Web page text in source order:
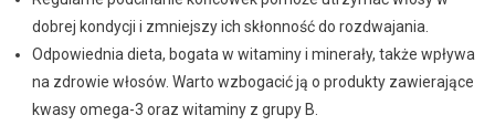
dobrej kondycji i zmniejszy ich skłonność do rozdwajania.
Odpowiednia dieta, bogata w witaminy i minerały, także wpływa
na zdrowie włosów. Warto wzbogacić ją o produkty zawierające
kwasy omega-3 oraz witaminy z grupy B.